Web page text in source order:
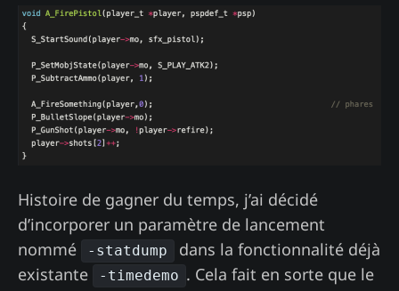
Histoire de gagner du temps, j’ai décidé
d’incorporer un paramètre de lancement
nommé
-statdump
dans la fonctionnalité déjà
existante
-timedemo . Cela fait en sorte que le